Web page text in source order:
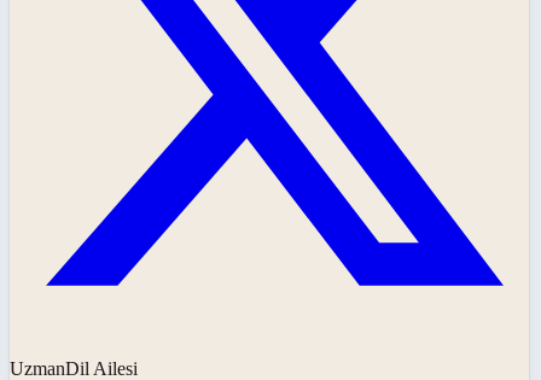
UzmanDil Ailesi